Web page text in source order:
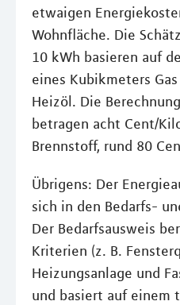
etwaigen
Wohnfläche. Die
10 kWh basieren auf
eines Kubikmeters
Heizöl. Die
betragen acht Cent/
Brennstoff, rund 80
Übrigens: Der
sich in den Bedarfs-
Der Bedarfsausweis
Kriterien (z. B.
Heizungsanlage und
und basiert auf einem